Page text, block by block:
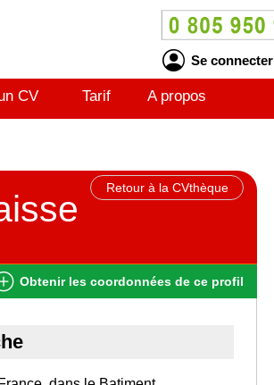
Se connecter
CV Tarif A propos
Retour à la CVthèque
Obtenir les coordonnées de ce profil